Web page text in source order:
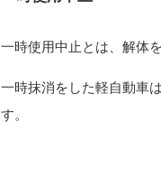
一時使用中止とは、解体
一時抹消をした軽自動車
す。